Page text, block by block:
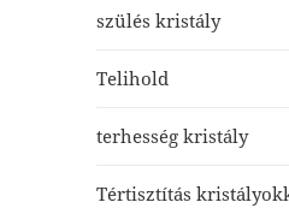
szülés kristály
Telihold
terhesség kristály
Tértisztítás